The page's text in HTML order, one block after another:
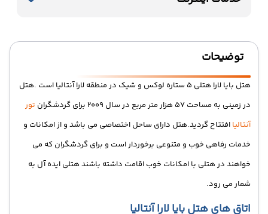
توضیحات
هتل بایا لارا هتلی 5 ستاره لوکس و شیک در منطقه لارا آنتالیا است .هتل
در زمینی به مساحت 57 هزار متر مربع در سال 2009 برای گردشگران
تور
آنتالیا افتتاح گردید.هتل دارای ساحل اختصاصی می باشد و از امکانات و
خدمات رفاهی خوب و متنوعی برخوردار است و برای گردشگران که می
خواهند در هتلی با امکانات خوب اقامت داشته باشند هتلی ایده آل به
شمار می رود.
اتاق های هتل بایا لارا آنتالیا